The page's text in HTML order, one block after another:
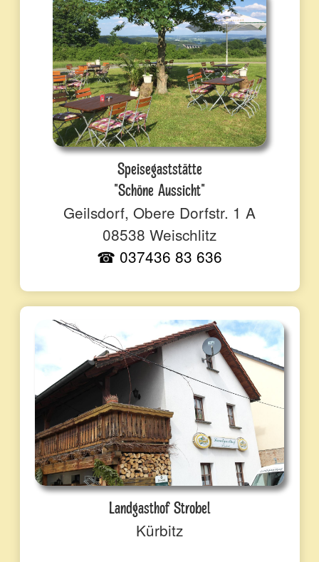
Speisegaststätte
"Schöne Aussicht"
Geilsdorf, Obere Dorfstr. 1 A
08538 Weischlitz
☎ 037436 83 636
Landgasthof Strobel
Kürbitz